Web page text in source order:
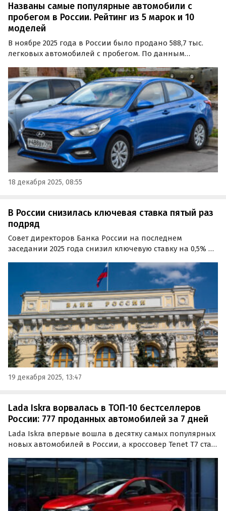
Названы самые популярные автомобили с
пробегом в России. Рейтинг из 5 марок и 10
моделей
В ноябре 2025 года в России было продано 588,7 тыс.
легковых автомобилей с пробегом. По данным
октябре, но на 12,2% выше уровня ноября прошлого
года.
18 декабря 2025, 08:55
В России снизилась ключевая ставка пятый раз
подряд
Совет директоров Банка России на последнем
заседании 2025 года снизил ключевую ставку на 0,5% —
пятый раз подряд, и во второй раз — всего на 50
базисных пунктов (0,5%).
19 декабря 2025, 13:47
Lada Iskra ворвалась в ТОП-10 бестселлеров
России: 777 проданных автомобилей за 7 дней
Lada Iskra впервые вошла в десятку самых популярных
новых автомобилей в России, а кроссовер Tenet T7 стал
Такие данные приводит агентство «Автостат» со
ссылкой на статистику АО «ППК».